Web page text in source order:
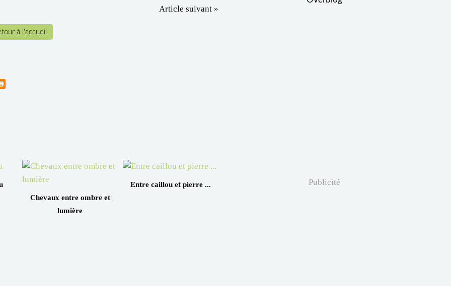
Article suivant »
à l'accueil
Chevaux entre ombre et
lumière
Entre caillou et pierre ... Publicité